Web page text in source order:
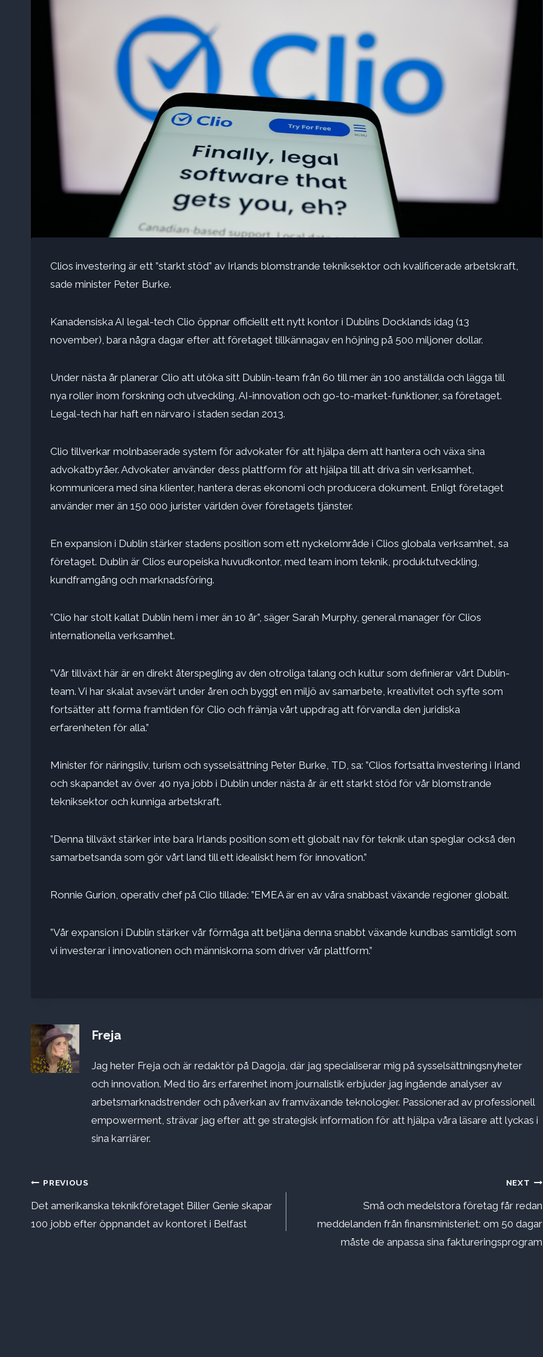
Clios investering är ett ”starkt stöd” av Irlands blomstrande tekniksektor och kvalificerade arbetskraft,
sade minister Peter Burke.
Kanadensiska AI legal-tech Clio öppnar officiellt ett nytt kontor i Dublins Docklands idag (13
november), bara några dagar efter att företaget tillkännagav en höjning på 500 miljoner dollar.
Under nästa år planerar Clio att utöka sitt Dublin-team från 60 till mer än 100 anställda och lägga till
nya roller inom forskning och utveckling, AI-innovation och go-to-market-funktioner, sa företaget.
Legal-tech har haft en närvaro i staden sedan 2013.
Clio tillverkar molnbaserade system för advokater för att hjälpa dem att hantera och växa sina
advokatbyråer. Advokater använder dess plattform för att hjälpa till att driva sin verksamhet,
kommunicera med sina klienter, hantera deras ekonomi och producera dokument. Enligt företaget
använder mer än 150 000 jurister världen över företagets tjänster.
En expansion i Dublin stärker stadens position som ett nyckelområde i Clios globala verksamhet, sa
företaget. Dublin är Clios europeiska huvudkontor, med team inom teknik, produktutveckling,
kundframgång och marknadsföring.
”Clio har stolt kallat Dublin hem i mer än 10 år”, säger Sarah Murphy, general manager för Clios
internationella verksamhet.
”Vår tillväxt här är en direkt återspegling av den otroliga talang och kultur som definierar vårt Dublin-
team. Vi har skalat avsevärt under åren och byggt en miljö av samarbete, kreativitet och syfte som
fortsätter att forma framtiden för Clio och främja vårt uppdrag att förvandla den juridiska
erfarenheten för alla.”
Minister för näringsliv, turism och sysselsättning Peter Burke, TD, sa: ”Clios fortsatta investering i Irland
och skapandet av över 40 nya jobb i Dublin under nästa år är ett starkt stöd för vår blomstrande
tekniksektor och kunniga arbetskraft.
”Denna tillväxt stärker inte bara Irlands position som ett globalt nav för teknik utan speglar också den
samarbetsanda som gör vårt land till ett idealiskt hem för innovation.”
Ronnie Gurion, operativ chef på Clio tillade: ”EMEA är en av våra snabbast växande regioner globalt.
”Vår expansion i Dublin stärker vår förmåga att betjäna denna snabbt växande kundbas samtidigt som
vi investerar i innovationen och människorna som driver vår plattform.”
Freja
Jag heter Freja och är redaktör på Dagoja, där jag specialiserar mig på sysselsättningsnyheter
och innovation. Med tio års erfarenhet inom journalistik erbjuder jag ingående analyser av
arbetsmarknadstrender och påverkan av framväxande teknologier. Passionerad av professionell
empowerment, strävar jag efter att ge strategisk information för att hjälpa våra läsare att lyckas i
sina karriärer.
Inläggsnavigering
PREVIOUS
Det amerikanska teknikföretaget Biller Genie skapar
100 jobb efter öppnandet av kontoret i Belfast
NEXT
Små och medelstora företag får redan
meddelanden från finansministeriet: om 50 dagar
måste de anpassa sina faktureringsprogram